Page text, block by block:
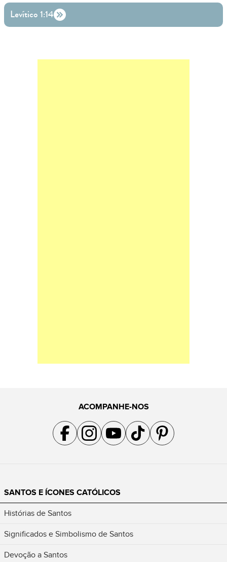
Levítico 1:14
ACOMPANHE-NOS
Acompanhe a gente no Facebook
Acompanhe a gente no Instagram
Acompanhe a gente no YouTube
Acompanhe a gente no TikTok
Acompanhe a gente no
SANTOS E ÍCONES CATÓLICOS
Histórias de Santos
Significados e Simbolismo de Santos
Devoção a Santos